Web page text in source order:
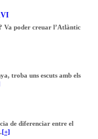
Va poder creuar l’Atlàntic
troba uns escuts amb els
de diferenciar entre el
[+]